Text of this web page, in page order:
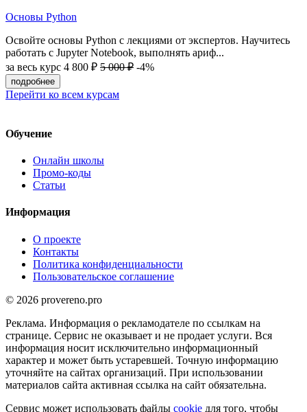
Основы Python
Освойте основы Python с лекциями от экспертов. Научитесь
работать с Jupyter Notebook, выполнять ариф...
за весь курс 4 800 ₽ 5 000 ₽ -4%
подробнее
Перейти ко всем курсам
Обучение
Онлайн школы
Промо-коды
Статьи
Информация
О проекте
Контакты
Политика конфиденциальности
Пользовательское соглашение
© 2026 provereno.pro
Реклама. Информация о рекламодателе по ссылкам на
странице. Сервис не оказывает и не продает услуги. Вся
информация носит исключительно информационный
характер и может быть устаревшей. Точную информацию
уточняйте на сайтах организаций. При использовании
материалов сайта активная ссылка на сайт обязательна.
Сервис может использовать файлы cookie для того, чтобы